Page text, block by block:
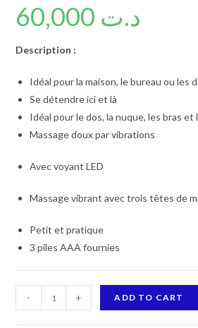
د.ت
Description :
Idéal pour la maison, le bureau ou les
Se détendre ici et là
Idéal pour le dos, la nuque, les bras et
Massage doux par vibrations
Avec voyant LED
Massage vibrant avec trois têtes de
Petit et pratique
3 piles AAA fournies
MINI
- + ADD TO CART